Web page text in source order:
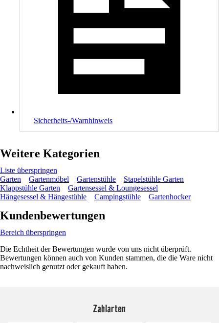
Sicherheits-/Warnhinweis
Weitere Kategorien
Liste überspringen
Garten
Gartenmöbel Gartenstühle
Stapelstühle Garten
Klappstühle Garten
Gartensessel & Loungesessel
Hängesessel & Hängestühle
Campingstühle Gartenhocker
Kundenbewertungen
Bereich überspringen
Die Echtheit der Bewertungen wurde von uns nicht überprüft.
Bewertungen können auch von Kunden stammen, die die Ware nicht
nachweislich genutzt oder gekauft haben.
Zahlarten